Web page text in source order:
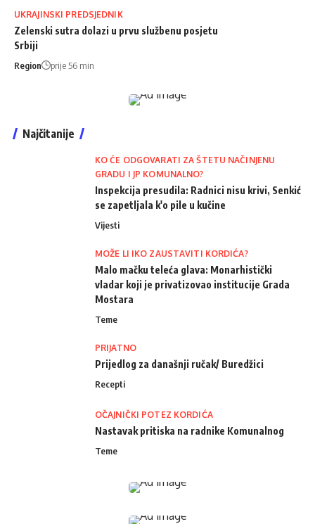
UKRAJINSKI PREDSJEDNIK
Zelenski sutra dolazi u prvu službenu posjetu
Srbiji
Region prije 56 min
Najčitanije
KO ĆE ODGOVARATI ZA ŠTETU NAČINJENU
GRADU I JP KOMUNALNO?
Inspekcija presudila: Radnici nisu krivi, Senkić
se zapetljala k'o pile u kučine
Vijesti
MOŽE LI IKO ZAUSTAVITI KORDIĆA?
Malo mačku teleća glava: Monarhistički
vladar koji je privatizovao institucije Grada
Mostara
Teme
PRIJATNO
Prijedlog za današnji ručak/ Buredžici
Recepti
OČAJNIČKI POTEZ KORDIĆA
Nastavak pritiska na radnike Komunalnog
Teme